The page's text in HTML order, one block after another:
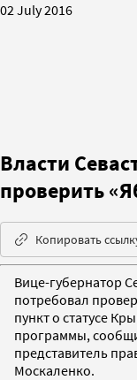
02 July 2016
Власти
проверить
Копировать
Вице-губернатор
потребовал
пункт о статусе
программы,
представитель
Москаленко.